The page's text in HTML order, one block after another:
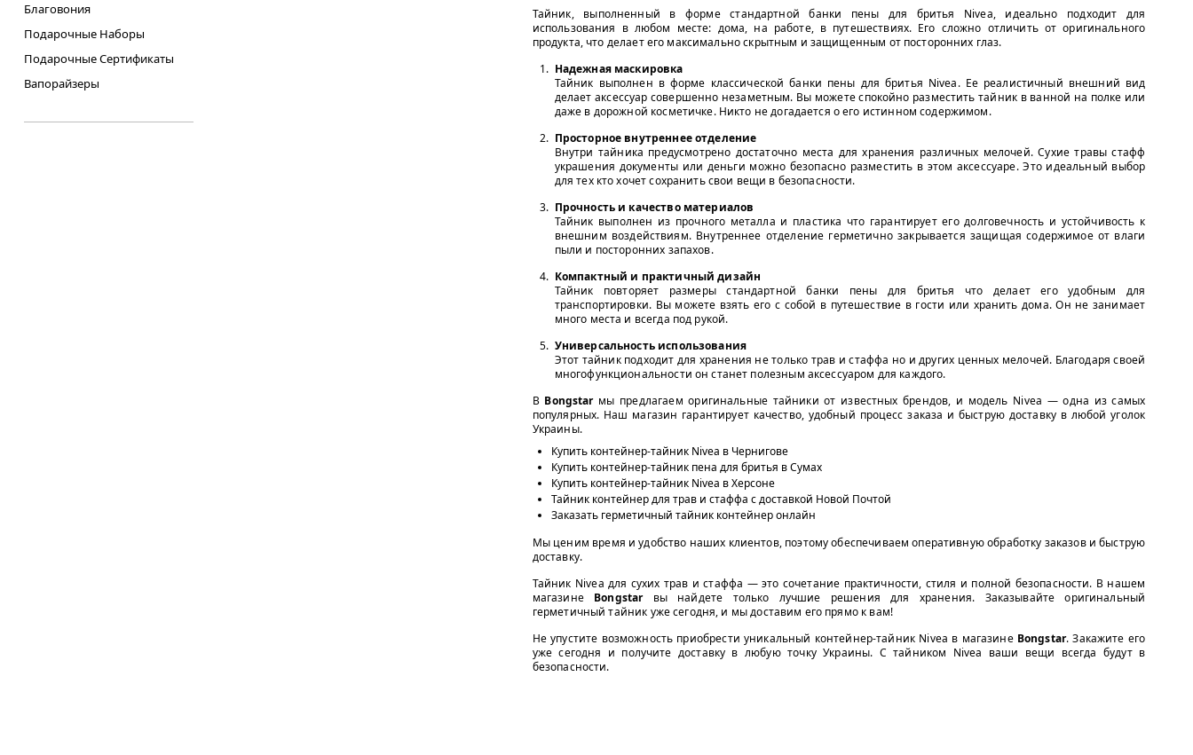
Благовония
Подарочные Наборы
Подарочные Сертификаты
Вапорайзеры
Тайник, выполненный в форме стандартной банки пены для бритья Nivea, идеально подходит для
использования в любом месте: дома, на работе, в путешествиях. Его сложно отличить от оригинального
продукта, что делает его максимально скрытным и защищенным от посторонних глаз.
Надежная маскировка
Тайник выполнен в форме классической банки пены для бритья Nivea. Ее реалистичный внешний вид
делает аксессуар совершенно незаметным. Вы можете спокойно разместить тайник в ванной на полке или
даже в дорожной косметичке. Никто не догадается о его истинном содержимом.
Просторное внутреннее отделение
Внутри тайника предусмотрено достаточно места для хранения различных мелочей. Сухие травы стафф
украшения документы или деньги можно безопасно разместить в этом аксессуаре. Это идеальный выбор
для тех кто хочет сохранить свои вещи в безопасности.
Прочность и качество материалов
Тайник выполнен из прочного металла и пластика что гарантирует его долговечность и устойчивость к
внешним воздействиям. Внутреннее отделение герметично закрывается защищая содержимое от влаги
пыли и посторонних запахов.
Компактный и практичный дизайн
Тайник повторяет размеры стандартной банки пены для бритья что делает его удобным для
транспортировки. Вы можете взять его с собой в путешествие в гости или хранить дома. Он не занимает
много места и всегда под рукой.
Универсальность использования
Этот тайник подходит для хранения не только трав и стаффа но и других ценных мелочей. Благодаря своей
многофункциональности он станет полезным аксессуаром для каждого.
В Bongstarмы предлагаем оригинальные тайники от известных брендов, и модель Nivea — одна из самых
популярных. Наш магазин гарантирует качество, удобный процесс заказа и быструю доставку в любой уголок
Украины.
Купить контейнер-тайник Nivea в Чернигове
Купить контейнер-тайник пена для бритья в Сумах
Купить контейнер-тайник Nivea в Херсоне
Тайник контейнер для трав и стаффа с доставкой Новой Почтой
Заказать герметичный тайник контейнер онлайн
Мы ценим время и удобство наших клиентов, поэтому обеспечиваем оперативную обработку заказов и быструю
доставку.
Тайник Nivea для сухих трав и стаффа — это сочетание практичности, стиля и полной безопасности. В нашем
магазине Bongstarвы найдете только лучшие решения для хранения. Заказывайте оригинальный
герметичный тайник уже сегодня, и мы доставим его прямо к вам!
Не упустите возможность приобрести уникальный контейнер-тайник Nivea в магазине Bongstar. Закажите его
уже сегодня и получите доставку в любую точку Украины. С тайником Nivea ваши вещи всегда будут в
безопасности.